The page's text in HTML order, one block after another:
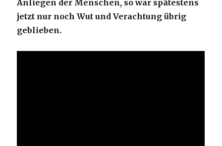
Anliegen der Menschen, so war spätestens
jetzt nur noch Wut und Verachtung übrig
geblieben.